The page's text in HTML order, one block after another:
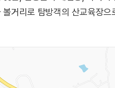
거리로 탐방객의 산교육장으